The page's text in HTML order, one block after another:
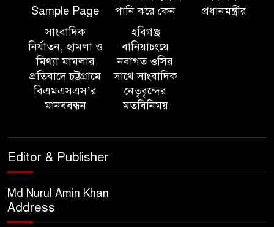
সালমান শাহ হত্যা মামলায় ডন
হবিগঞ্জ মহাসড়কে ত্রিমুখী সংঘর্ষে
নিহত ২
Sample Page
পানি ঝরে কেন
প্রধানমন্ত্রীর
সাংবাদিক
নির্যাতন, হামলা ও
মিথ্যা মামলার
প্রতিবাদে চট্টগ্রামে
বিএমএসএস’র
মানববন্ধন
হবিগঞ্জ
বানিয়াচংয়ে
নবাগত ওসির
সাথে সাংবাদিক
নেতৃবৃন্দের
মতবিনিময়
Editor & Publisher
Md Nurul Amin Khan
Address